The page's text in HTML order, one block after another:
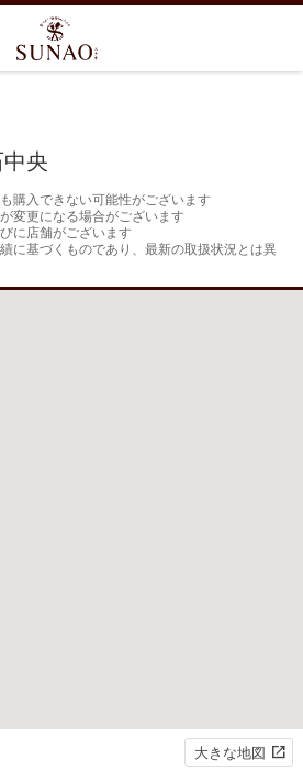
央
購入できない可能性がございます
変更になる場合がございます
に店舗がございます
に基づくものであり、最新の取扱状況とは異
大きな地図